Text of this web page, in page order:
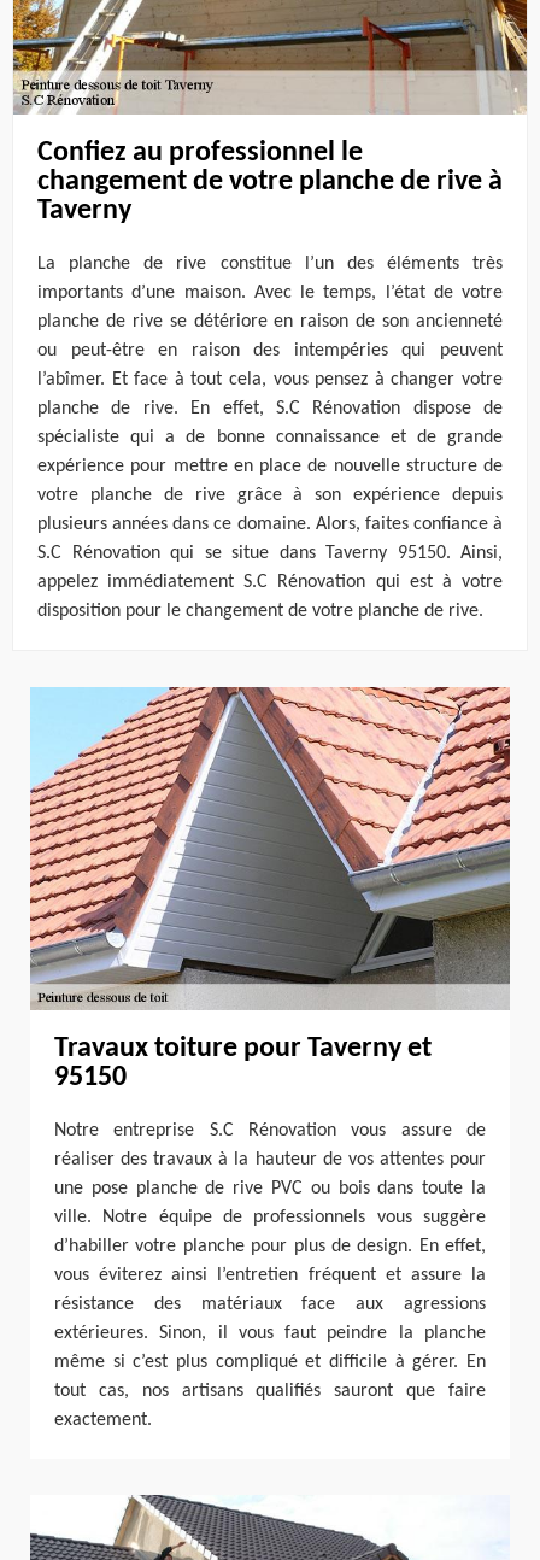
Confiez au professionnel le
changement de votre planche de rive à
Taverny
La planche de rive constitue l’un des éléments très
importants d’une maison. Avec le temps, l’état de votre
planche de rive se détériore en raison de son ancienneté
ou peut-être en raison des intempéries qui peuvent
l’abîmer. Et face à tout cela, vous pensez à changer votre
planche de rive. En effet, S.C Rénovation dispose de
spécialiste qui a de bonne connaissance et de grande
expérience pour mettre en place de nouvelle structure de
votre planche de rive grâce à son expérience depuis
plusieurs années dans ce domaine. Alors, faites confiance à
S.C Rénovation qui se situe dans Taverny 95150. Ainsi,
appelez immédiatement S.C Rénovation qui est à votre
disposition pour le changement de votre planche de rive.
Travaux toiture pour Taverny et
95150
Notre entreprise S.C Rénovation vous assure de
réaliser des travaux à la hauteur de vos attentes pour
une pose planche de rive PVC ou bois dans toute la
ville. Notre équipe de professionnels vous suggère
d’habiller votre planche pour plus de design. En effet,
vous éviterez ainsi l’entretien fréquent et assure la
résistance des matériaux face aux agressions
extérieures. Sinon, il vous faut peindre la planche
même si c’est plus compliqué et difficile à gérer. En
tout cas, nos artisans qualifiés sauront que faire
exactement.